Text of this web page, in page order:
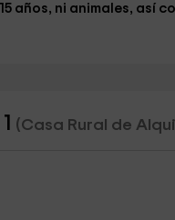
años, ni animales, así
(Casa Rural de